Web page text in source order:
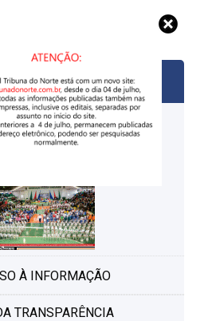
anteriores
À INFORMAÇÃO
TRANSPARÊNCIA